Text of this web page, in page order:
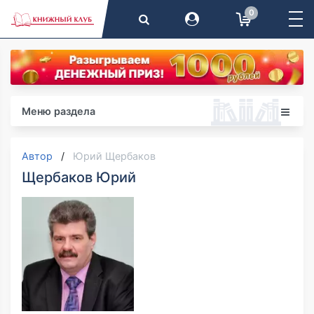
0
Меню раздела
Автор Юрий Щербаков
Щербаков Юрий